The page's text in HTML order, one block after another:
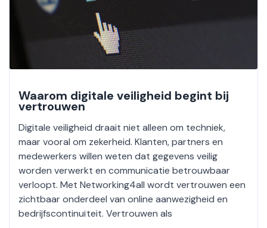
Waarom digitale veiligheid begint bij
vertrouwen
Digitale veiligheid draait niet alleen om techniek,
maar vooral om zekerheid. Klanten, partners en
medewerkers willen weten dat gegevens veilig
worden verwerkt en communicatie betrouwbaar
verloopt. Met Networking4all wordt vertrouwen een
zichtbaar onderdeel van online aanwezigheid en
bedrijfscontinuïteit. Vertrouwen als